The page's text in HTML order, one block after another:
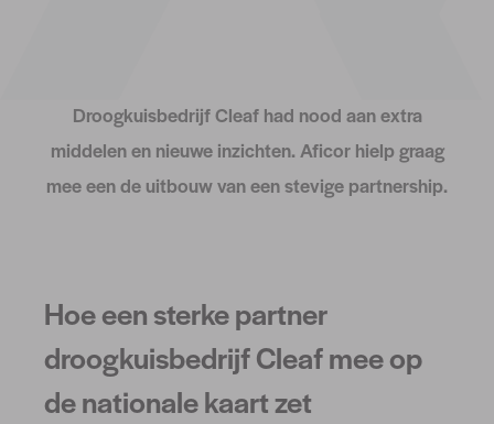
Droogkuisbedrijf Cleaf had nood aan extra
middelen en nieuwe inzichten. Aficor hielp graag
mee een de uitbouw van een stevige partnership.
Hoe een sterke partner
droogkuisbedrijf Cleaf mee op
de nationale kaart zet